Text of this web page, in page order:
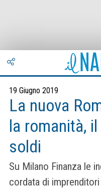
19 Giugno 2019
La nuova
la romanità,
soldi
Su Milano Finanza le
cordata di